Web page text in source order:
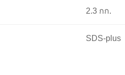
2.3 กก.
SDS-plus